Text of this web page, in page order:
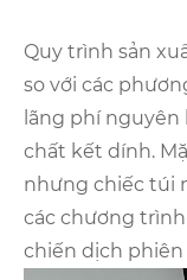
Quy trình sản
so với các
lãng phí nguyên
chất kết dính.
nhưng chiếc túi
các chương
chiến dịch phiên